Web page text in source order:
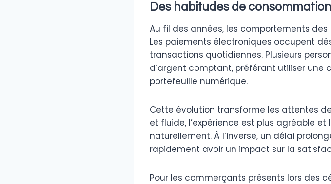
Des habitudes de
Au fil des années, les comportements
Les paiements électroniques occupent
transactions quotidiennes. Plusieurs
d’argent comptant, préférant utiliser
portefeuille numérique.
Cette évolution transforme les attentes
et fluide, l’expérience est plus agréable
naturellement. À l’inverse, un délai
rapidement avoir un impact sur la
Pour les commerçants présents lors des